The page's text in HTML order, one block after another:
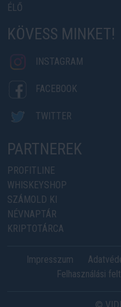
ÉLŐ
KÖVESS MINKET!
INSTAGRAM
FACEBOOK
TWITTER
PARTNEREK
PROFITLINE
WHISKEYSHOP
SZÁMOLD KI
NÉVNAPTÁR
KRIPTOTÁRCA
Impresszum
Felhasználási